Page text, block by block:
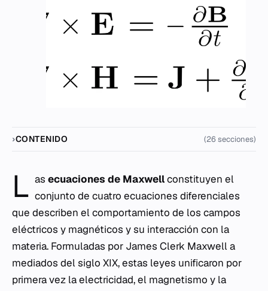
CONTENIDO (26 secciones)
L as ecuaciones de Maxwellconstituyen el
conjunto de cuatro ecuaciones diferenciales
que describen el comportamiento de los campos
eléctricos y magnéticos y su interacción con la
materia. Formuladas por James Clerk Maxwell a
mediados del siglo XIX, estas leyes unificaron por
primera vez la electricidad, el magnetismo y la